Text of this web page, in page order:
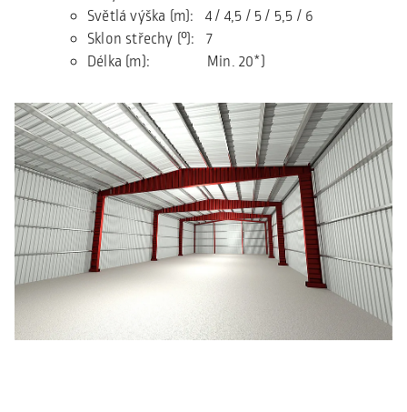
Světlá výška (m): 4 / 4,5 / 5 / 5,5 / 6
Sklon střechy (°): 7
Délka (m): Min. 20*)